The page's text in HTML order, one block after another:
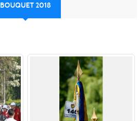
BOUQUET 2018